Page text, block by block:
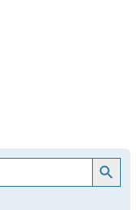
Search Button